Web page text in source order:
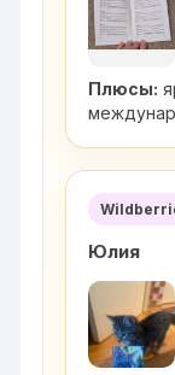
Плюсы:
Юлия